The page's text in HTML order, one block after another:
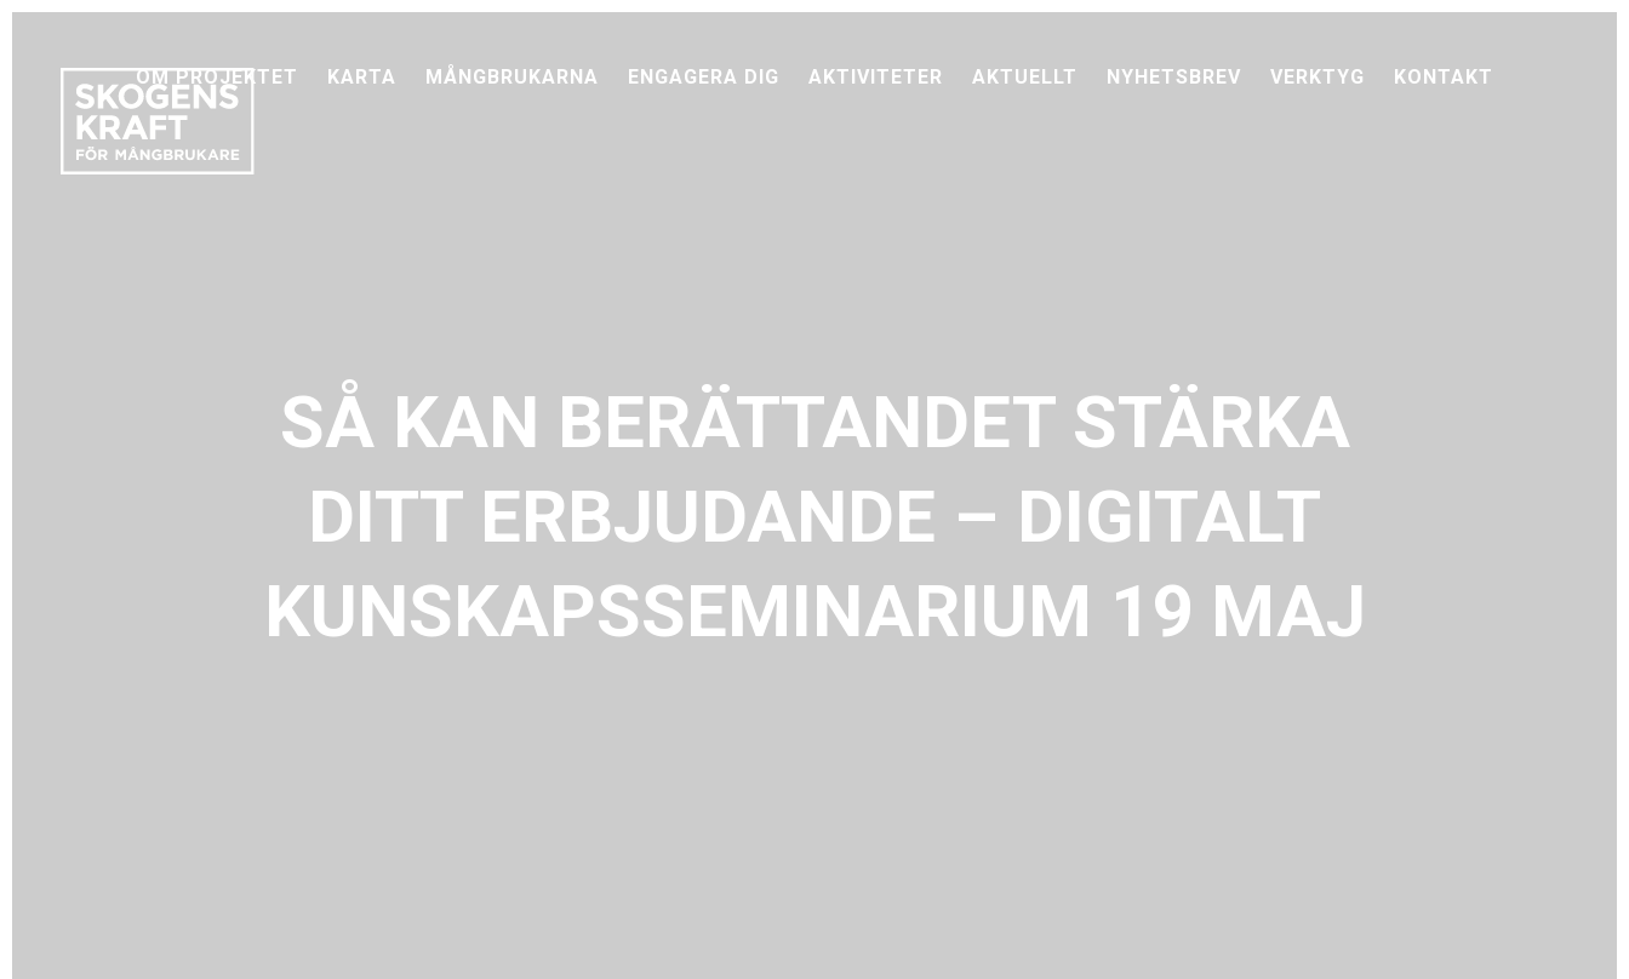
OM PROJEKTET KARTA MÅNGBRUKARNA ENGAGERA DIG AKTIVITETER AKTUELLT NYHETSBREV VERKTYG KONTAKT
SÅ KAN BERÄTTANDET STÄRKA
DITT ERBJUDANDE – DIGITALT
KUNSKAPSSEMINARIUM 19 MAJ